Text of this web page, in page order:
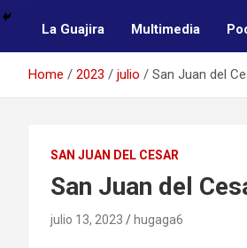
La Guajira Multimedia
Home 2023 julio San Juan del
SAN JUAN DEL CESAR
San Juan del
julio 13, 2023 hugaga6